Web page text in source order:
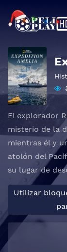
El explorador
misterio de la
mientras él y
atolón del
su lugar de
Utilizar